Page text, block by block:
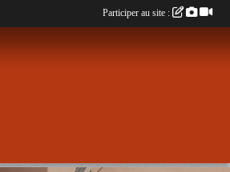
Participer au site :